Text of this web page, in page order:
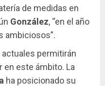
de medidas en
González, “en el año
ambiciosos”.
permitirán
en este ámbito. La
ha posicionado su